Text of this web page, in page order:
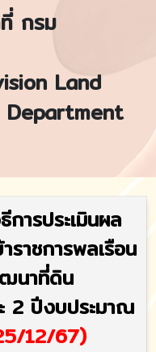
กรม
Land
Department
ารประเมินผล
ราชการพลเรือน
นาที่ดิน
2 ปีงบประมาณ
12/67)